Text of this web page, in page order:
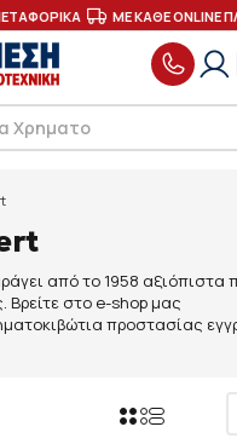
ΜΕ ΚΑΘΕ ONLINE
από το 1958 αξιόπιστα
Βρείτε στο e-shop μας
προστασίας